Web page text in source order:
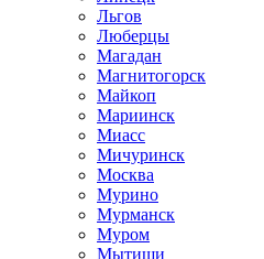
Льгов
Люберцы
Магадан
Магнитогорск
Майкоп
Мариинск
Миасс
Мичуринск
Москва
Мурино
Мурманск
Муром
Мытищи